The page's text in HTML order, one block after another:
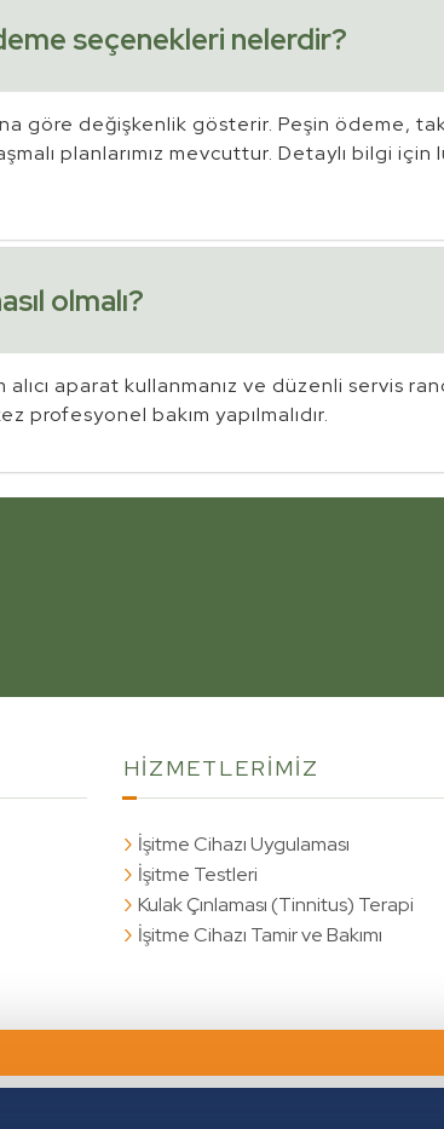
seçenekleri nelerdir?
göre değişkenlik gösterir. Peşin ödeme,
planlarımız mevcuttur. Detaylı bilgi için
olmalı?
aparat kullanmanız ve düzenli servis
profesyonel bakım yapılmalıdır.
HİZMETLERİMİZ
İşitme Cihazı Uygulaması
İşitme Testleri
Kulak Çınlaması (Tinnitus) Terapi
İşitme Cihazı Tamir ve Bakımı